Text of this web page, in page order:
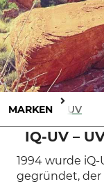
MARKEN IQ-UV
IQ-UV –
1994 wurde iQ-
gegründet, der